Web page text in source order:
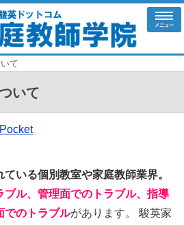
メニュー
て
いて
Pocket
ている個別教室や家庭教師業界。
ブル、管理面でのトラブル、指導
でのトラブルがあります。 駿英家